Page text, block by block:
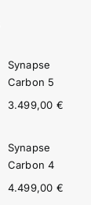
Synapse
Carbon 5
3.499,00 €
Synapse
Carbon 4
4.499,00 €